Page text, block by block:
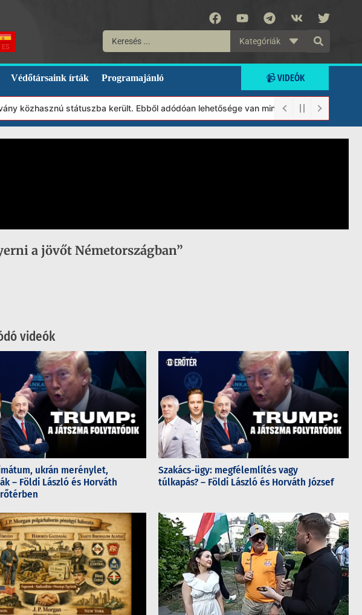
ES
Kategóriák
Védőtársaink írták Programajánló 📹 VIDEÓK
státuszba került. Ebből adódóan lehetősége van minden munkánkat
a jövőt Németországban”
videók
ukrán merénylet,
– Földi László és Horváth
Szakács-ügy: megfélemlítés vagy
túlkapás? – Földi László és Horváth József